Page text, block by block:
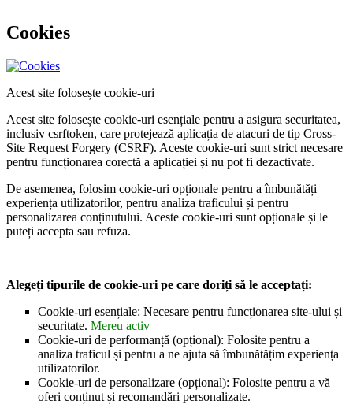
Cookies
Acest site folosește cookie-uri
Acest site folosește cookie-uri esențiale pentru a asigura securitatea,
inclusiv csrftoken, care protejează aplicația de atacuri de tip Cross-
Site Request Forgery (CSRF). Aceste cookie-uri sunt strict necesare
pentru funcționarea corectă a aplicației și nu pot fi dezactivate.
De asemenea, folosim cookie-uri opționale pentru a îmbunătăți
experiența utilizatorilor, pentru analiza traficului și pentru
personalizarea conținutului. Aceste cookie-uri sunt opționale și le
puteți accepta sau refuza.
Alegeți tipurile de cookie-uri pe care doriți să le acceptați:
Cookie-uri esențiale: Necesare pentru funcționarea site-ului și
securitate. Mereu activ
Cookie-uri de performanță (opțional): Folosite pentru a
analiza traficul și pentru a ne ajuta să îmbunătățim experiența
utilizatorilor.
Cookie-uri de personalizare (opțional): Folosite pentru a vă
oferi conținut și recomandări personalizate.